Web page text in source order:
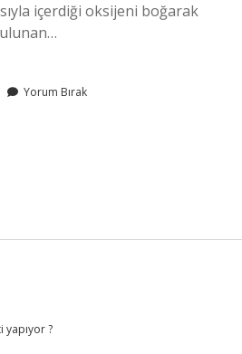
içerdiği oksijeni boğarak
Yorum Bırak
yapıyor ?